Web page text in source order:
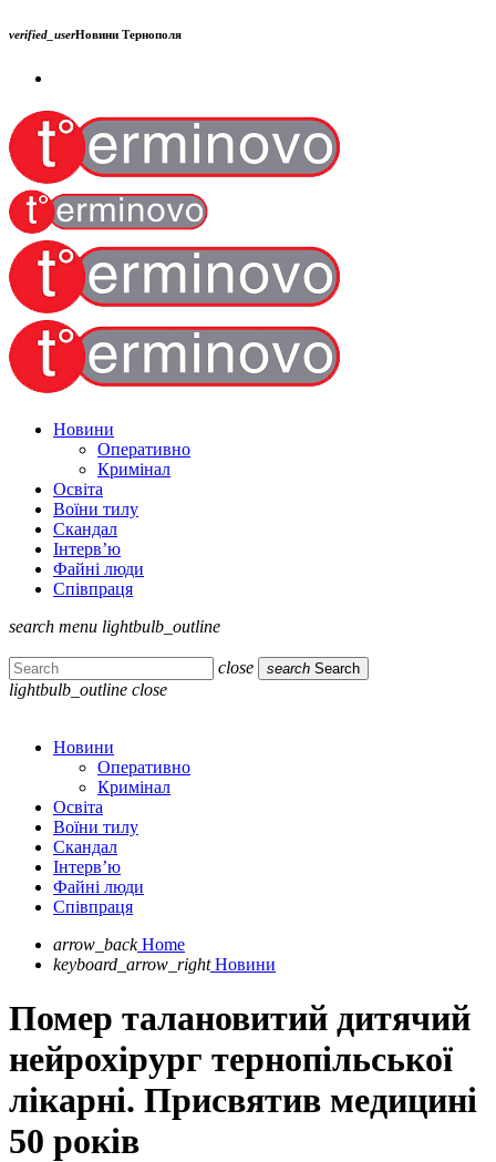
verified_userНовини Тернополя
Новини
Оперативно
Кримінал
Освіта
Воїни тилу
Скандал
Інтерв’ю
Файні люди
Співпраця
search menu lightbulb_outline
close search Search
lightbulb_outline close
Новини
Оперативно
Кримінал
Освіта
Воїни тилу
Скандал
Інтерв’ю
Файні люди
Співпраця
arrow_back Home
keyboard_arrow_right Новини
Помер талановитий дитячий
нейрохірург тернопільської
лікарні. Присвятив медицині
50 років